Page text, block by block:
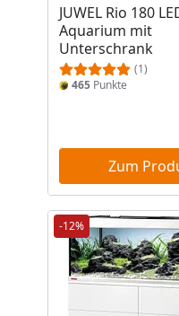
JUWEL Rio 180
Aquarium mit
Unterschrank
(1)
465 Punkte
Zum
-12%